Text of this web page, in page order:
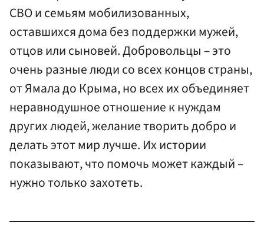
СВО и семьям мобилизованных,
оставшихся дома без поддержки мужей,
отцов или сыновей. Добровольцы – это
очень разные люди со всех концов страны,
от Ямала до Крыма, но всех их объединяет
неравнодушное отношение к нуждам
других людей, желание творить добро и
делать этот мир лучше. Их истории
показывают, что помочь может каждый –
нужно только захотеть.